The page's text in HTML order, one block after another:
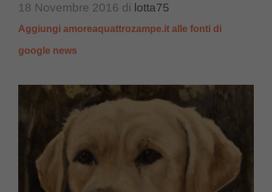
18 Novembre 2016 di lotta75
Aggiungi amoreaquattrozampe.it alle fonti di
google news